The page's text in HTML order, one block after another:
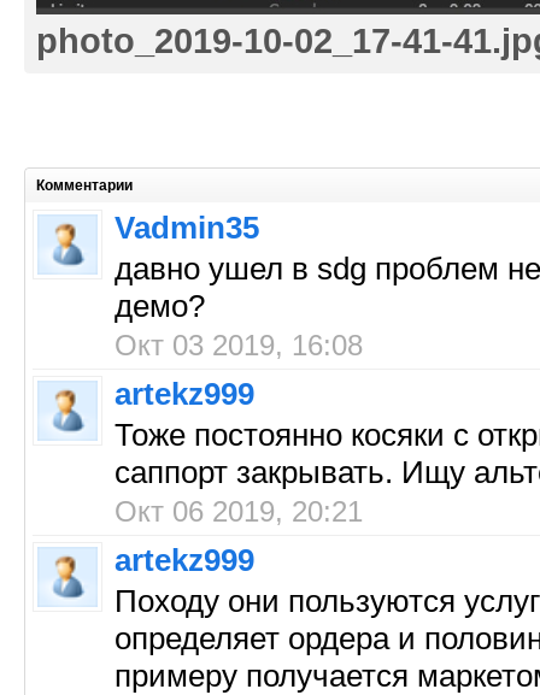
photo_2019-10-02_17-41-
Комментарии
Vadmin35
давно ушел в sdg проблем
демо?
Окт 03 2019, 16:08
artekz999
Тоже постоянно косяки с
саппорт закрывать. Ищу
Окт 06 2019, 20:21
artekz999
Походу они пользуются
определяет ордера и
примеру получается